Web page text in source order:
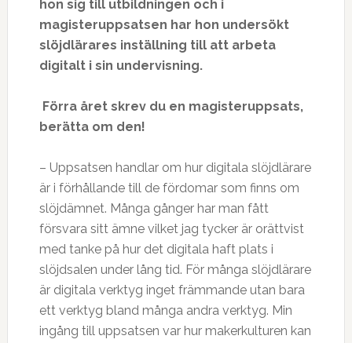
hon sig till utbildningen och i
magisteruppsatsen har hon undersökt
slöjdlärares inställning till att arbeta
digitalt i sin undervisning.
Förra året skrev du en magisteruppsats,
berätta om den!
– Uppsatsen handlar om hur digitala slöjdlärare
är i förhållande till de fördomar som finns om
slöjdämnet. Många gånger har man fått
försvara sitt ämne vilket jag tycker är orättvist
med tanke på hur det digitala haft plats i
slöjdsalen under lång tid. För många slöjdlärare
är digitala verktyg inget främmande utan bara
ett verktyg bland många andra verktyg. Min
ingång till uppsatsen var hur makerkulturen kan